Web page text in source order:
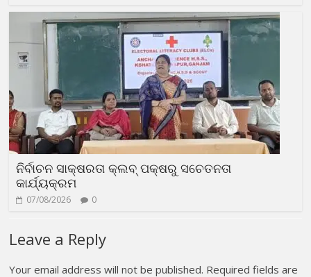
ନିର୍ବାଚନ ସାକ୍ଷରତା କ୍ଲବ୍ ପକ୍ଷରୁ ସଚେତନତା
କାର୍ଯ୍ୟକ୍ରମ
07/08/2026 0
Leave a Reply
Your email address will not be published. Required fields are